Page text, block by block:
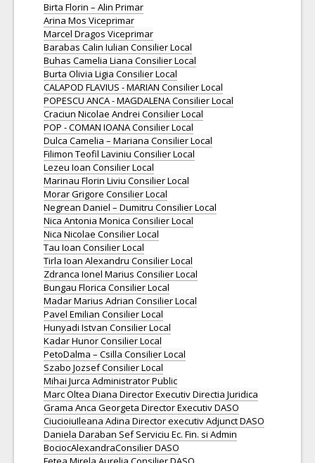
Birta Florin – Alin Primar
Arina Mos Viceprimar
Marcel Dragos Viceprimar
Barabas Calin Iulian Consilier Local
Buhas Camelia Liana Consilier Local
Burta Olivia Ligia Consilier Local
CALAPOD FLAVIUS - MARIAN Consilier Local
POPESCU ANCA - MAGDALENA Consilier Local
Craciun Nicolae Andrei Consilier Local
POP - COMAN IOANA Consilier Local
Dulca Camelia – Mariana Consilier Local
Filimon Teofil Laviniu Consilier Local
Lezeu Ioan Consilier Local
Marinau Florin Liviu Consilier Local
Morar Grigore Consilier Local
Negrean Daniel – Dumitru Consilier Local
Nica Antonia Monica Consilier Local
Nica Nicolae Consilier Local
Tau Ioan Consilier Local
Tirla Ioan Alexandru Consilier Local
Zdranca Ionel Marius Consilier Local
Bungau Florica Consilier Local
Madar Marius Adrian Consilier Local
Pavel Emilian Consilier Local
Hunyadi Istvan Consilier Local
Kadar Hunor Consilier Local
PetoDalma – Csilla Consilier Local
Szabo Jozsef Consilier Local
Mihai Jurca Administrator Public
Marc Oltea Diana Director Executiv Directia Juridica
Grama Anca Georgeta Director Executiv DASO
CiucioiuIleana Adina Director executiv Adjunct DASO
Daniela Daraban Sef Serviciu Ec. Fin. si Admin
BociocAlexandraConsilier DASO